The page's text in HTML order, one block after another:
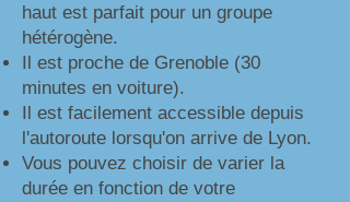
haut est parfait pour un groupe
hétérogène.
Il est proche de Grenoble (30
minutes en voiture).
Il est facilement accessible depuis
l'autoroute lorsqu'on arrive de Lyon.
Vous pouvez choisir de varier la
durée en fonction de votre